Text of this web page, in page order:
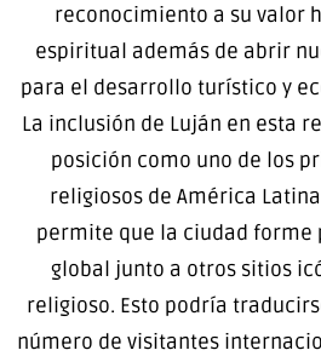
reconocimiento a su valor
espiritual además de abrir
para el desarrollo turístico y
La inclusión de Luján en esta
posición como uno de los
religiosos de América
permite que la ciudad forme
global junto a otros sitios
religioso. Esto podría
número de visitantes